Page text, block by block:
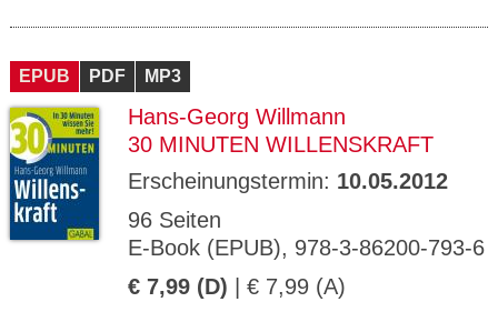
EPUB PDF MP3
Hans-Georg Willmann
30 MINUTEN WILLENSKRAFT
Erscheinungstermin: 10.05.2012
96 Seiten
E-Book (EPUB), 978-3-86200-793-6
€ 7,99 (D) | € 7,99 (A)